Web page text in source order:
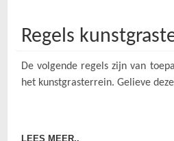
Regels
De volgende regels zijn van
het kunstgrasterrein. Gelieve
LEES MEER..